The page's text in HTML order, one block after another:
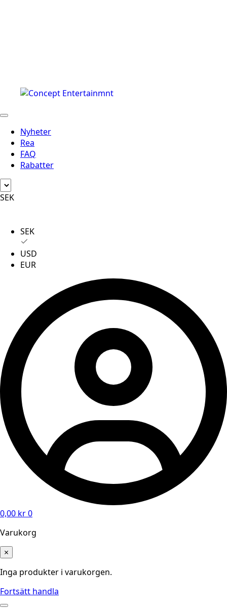
Nyheter
Rea
FAQ
Rabatter
SEK
SEK
USD
EUR
0,00 kr0
Varukorg
×
Inga produkter i varukorgen.
Fortsätt handla